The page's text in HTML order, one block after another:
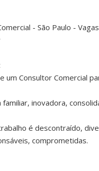
- São Paulo -
um Consultor Comercial
inovadora,
é descontraído,
comprometidas.